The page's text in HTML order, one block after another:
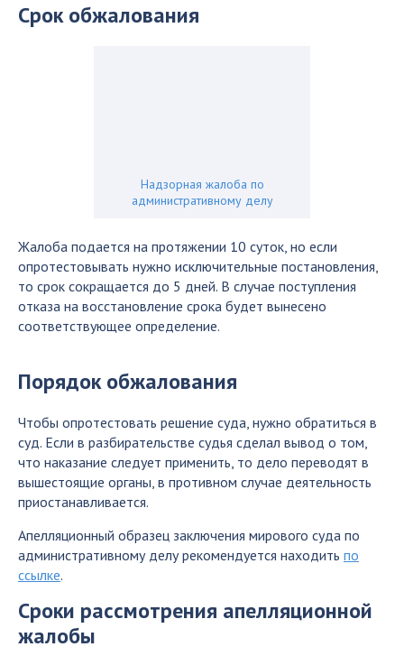
Срок обжалования
Надзорная жалоба по
административному делу
Жалоба подается на протяжении 10 суток, но если
опротестовывать нужно исключительные постановления,
то срок сокращается до 5 дней. В случае поступления
отказа на восстановление срока будет вынесено
соответствующее определение.
Порядок обжалования
Чтобы опротестовать решение суда, нужно обратиться в
суд. Если в разбирательстве судья сделал вывод о том,
что наказание следует применить, то дело переводят в
вышестоящие органы, в противном случае деятельность
приостанавливается.
Апелляционный образец заключения мирового суда по
административному делу рекомендуется находить по
ссылке.
Сроки рассмотрения апелляционной
жалобы